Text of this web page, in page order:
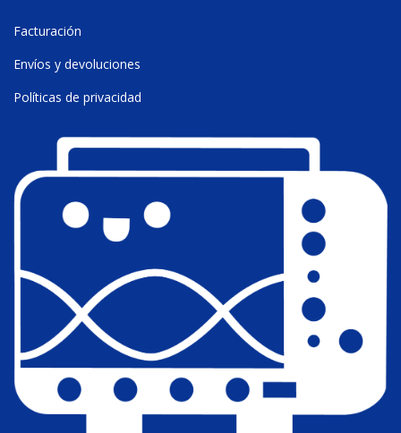
Facturación
Envíos y devoluciones
Políticas de privacidad